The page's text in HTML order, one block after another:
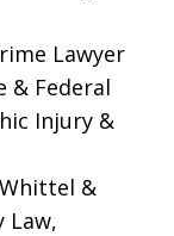
Lawyer
& Federal
Injury &
&
Law,